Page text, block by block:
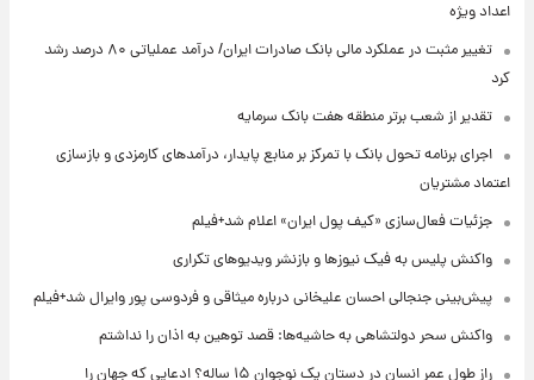
اعداد ویژه
تغییر مثبت در عملکرد مالی بانک صادرات ایران/ درآمد عملیاتی ۸۰ درصد رشد
کرد
تقدیر از شعب برتر منطقه هفت بانک سرمایه
اجرای برنامه تحول بانک با تمرکز بر منابع پایدار، درآمدهای کارمزدی و بازسازی
اعتماد مشتریان
جزئیات فعال‌سازی «کیف پول ایران» اعلام شد+فیلم
واکنش پلیس به فیک نیوزها و بازنشر ویدیوهای تکراری
پیش‌بینی جنجالی احسان علیخانی درباره میثاقی و فردوسی پور وایرال شد+فیلم
واکنش سحر دولتشاهی به حاشیه‌ها: قصد توهین به اذان را نداشتم
راز طول عمر انسان در دستان یک نوجوان ۱۵ ساله؟ ادعایی که جهان را